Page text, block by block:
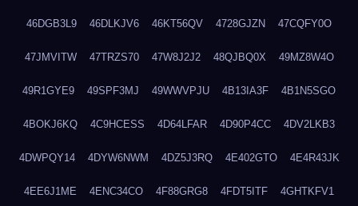
46DGB3L9 46DLKJV6 46KT56QV 4728GJZN 47CQFY0O
47JMVITW 47TRZS70 47W8J2J2 48QJBQ0X 49MZ8W4O
49R1GYE9 49SPF3MJ 49WWVPJU 4B13IA3F 4B1N5SGO
4BOKJ6KQ 4C9HCESS 4D64LFAR 4D90P4CC 4DV2LKB3
4DWPQY14 4DYW6NWM 4DZ5J3RQ 4E402GTO 4E4R43JK
4EE6J1ME 4ENC34CO 4F88GRG8 4FDT5ITF 4GHTKFV1